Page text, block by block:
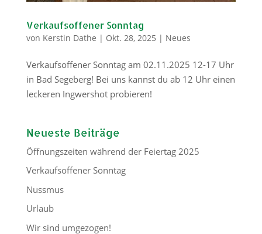
Verkaufsoffener Sonntag
von Kerstin Dathe | Okt. 28, 2025 | Neues
Verkaufsoffener Sonntag am 02.11.2025 12-17 Uhr
in Bad Segeberg! Bei uns kannst du ab 12 Uhr einen
leckeren Ingwershot probieren!
Neueste Beiträge
Öffnungszeiten während der Feiertag 2025
Verkaufsoffener Sonntag
Nussmus
Urlaub
Wir sind umgezogen!